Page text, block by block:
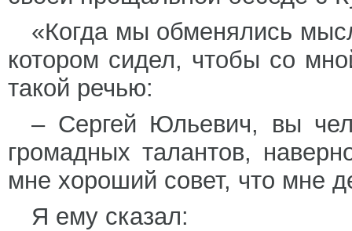
«Когда мы обменялись
котором сидел, чтобы со
такой речью:
– Сергей Юльевич, вы
громадных талантов,
мне хороший совет, что мне
Я ему сказал: